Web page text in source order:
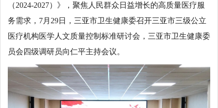
（2024-2027）》，聚焦人民群众日益增长的高质量医疗服
务需求，7月29日，三亚市卫生健康委召开三亚市三级公立
医疗机构医学人文质量控制标准研讨会，三亚市卫生健康委
员会四级调研员向仁平主持会议。